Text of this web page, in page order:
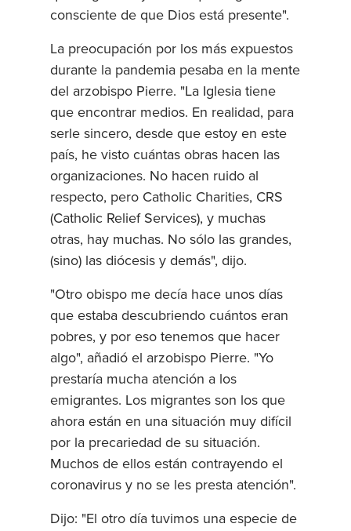
consciente de que Dios está presente".
La preocupación por los más expuestos
durante la pandemia pesaba en la mente
del arzobispo Pierre. "La Iglesia tiene
que encontrar medios. En realidad, para
serle sincero, desde que estoy en este
país, he visto cuántas obras hacen las
organizaciones. No hacen ruido al
respecto, pero Catholic Charities, CRS
(Catholic Relief Services), y muchas
otras, hay muchas. No sólo las grandes,
(sino) las diócesis y demás", dijo.
"Otro obispo me decía hace unos días
que estaba descubriendo cuántos eran
pobres, y por eso tenemos que hacer
algo", añadió el arzobispo Pierre. "Yo
prestaría mucha atención a los
emigrantes. Los migrantes son los que
ahora están en una situación muy difícil
por la precariedad de su situación.
Muchos de ellos están contrayendo el
coronavirus y no se les presta atención".
Dijo: "El otro día tuvimos una especie de